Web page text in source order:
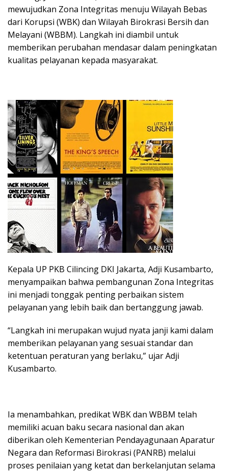
mewujudkan Zona Integritas menuju Wilayah Bebas
dari Korupsi (WBK) dan Wilayah Birokrasi Bersih dan
Melayani (WBBM). Langkah ini diambil untuk
memberikan perubahan mendasar dalam peningkatan
kualitas pelayanan kepada masyarakat.
Kepala UP PKB Cilincing DKI Jakarta, Adji Kusambarto,
menyampaikan bahwa pembangunan Zona Integritas
ini menjadi tonggak penting perbaikan sistem
pelayanan yang lebih baik dan bertanggung jawab.
“Langkah ini merupakan wujud nyata janji kami dalam
memberikan pelayanan yang sesuai standar dan
ketentuan peraturan yang berlaku,” ujar Adji
Kusambarto.
Ia menambahkan, predikat WBK dan WBBM telah
memiliki acuan baku secara nasional dan akan
diberikan oleh Kementerian Pendayagunaan Aparatur
Negara dan Reformasi Birokrasi (PANRB) melalui
proses penilaian yang ketat dan berkelanjutan selama